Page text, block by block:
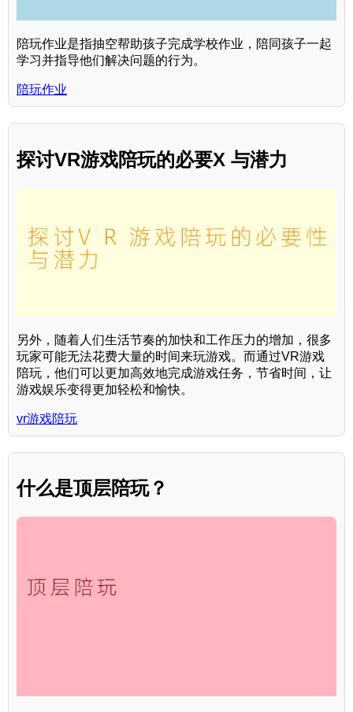
陪玩作业是指抽空帮助孩子完成学校作业，陪同孩子一起
学习并指导他们解决问题的行为。
陪玩作业
探讨VR游戏陪玩的必要X 与潜力
另外，随着人们生活节奏的加快和工作压力的增加，很多
玩家可能无法花费大量的时间来玩游戏。而通过VR游戏
陪玩，他们可以更加高效地完成游戏任务，节省时间，让
游戏娱乐变得更加轻松和愉快。
vr游戏陪玩
什么是顶层陪玩？